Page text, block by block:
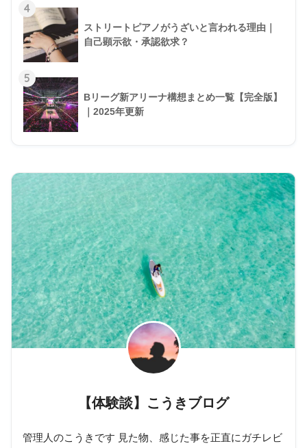
4
ストリートピアノがうざいと言われる理由｜
自己顕示欲・承認欲求？
5
Bリーグ新アリーナ構想まとめ一覧【完全版】
｜2025年更新
【体験談】こうきブログ
管理人のこうきです 見た物、感じた事を正直にガチレビ